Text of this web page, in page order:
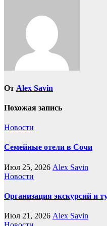
От Alex Savin
Похожая запись
Новости
Семейные отели в Сочи
Июл 25, 2026 Alex Savin
Новости
Организация экскурсий и
Июл 21, 2026 Alex Savin